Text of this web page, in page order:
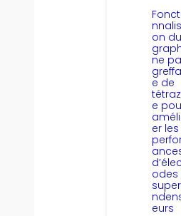
on du
ne
e de
e
er les
odes
eurs